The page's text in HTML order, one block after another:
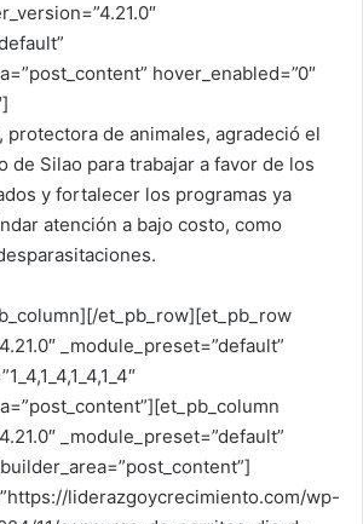
hover_enabled=”0″
protectora de animales, agradeció el
de Silao para trabajar a favor de los
y fortalecer los programas ya
atención a bajo costo, como
et_pb_row][et_pb_row
_module_preset=”default”
_module_preset=”default”
liderazgoycrecimiento.com/wp-